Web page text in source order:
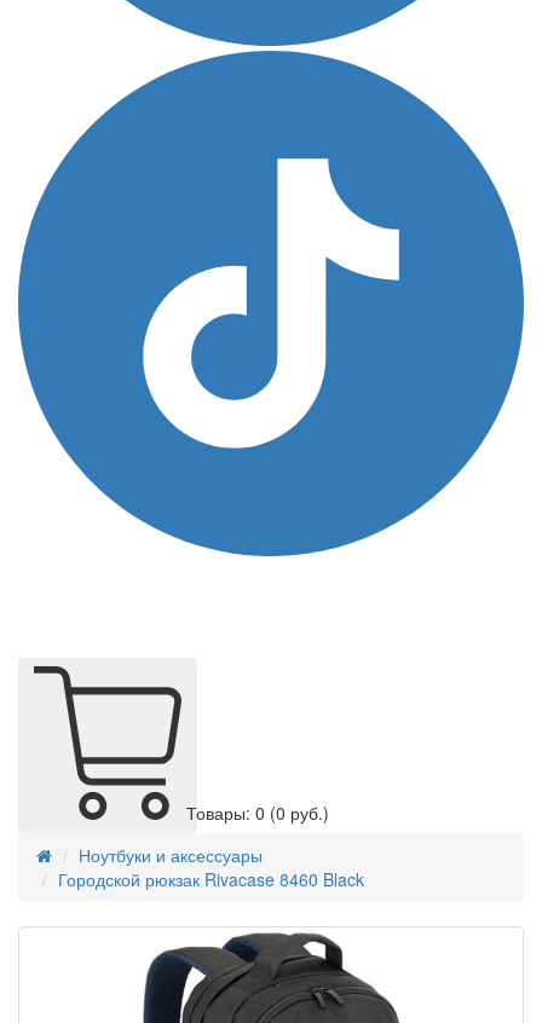
Товары: 0 (0 руб.)
Ноутбуки и аксессуары
Городской рюкзак Rivacase 8460 Black